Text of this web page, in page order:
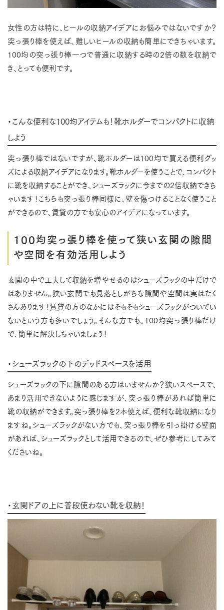
女性の方は特に、ヒールの収納アイデアにお悩みではないですか？
突っ張り棒を使えば、難しいヒールの収納も簡単にできちゃいます。
100均の突っ張り棒一つで普通に収納する時の2倍の数を収納で
き、とっても便利です。
・こんな便利な100均アイテムも！靴ホルダーでコンパクトに収納
しよう
突っ張り棒ではないですが、靴ホルダーは100均で買える便利グッ
ズによる収納アイデアになります。靴ホルダーを使うことで、コンパクト
に靴を収納することができ、シューズラックに今までの2倍収納できち
ゃいます！こちらも突っ張り棒同様に、壁を傷つけることなく使うこと
ができるので、賃貸の方でも安心のアイデアになっています。
100均突っ張り棒を使って狭い玄関の隙間
や空間を有効活用しよう
玄関の中で工夫して収納を増やせるのはシューズラックの中だけで
はありません。狭い玄関でも見落としがちな隙間や空間は実はたく
さんあります！賃貸の方のなかにはそもそもシューズラックがついてい
ないという方も多いでしょう。そんな方でも、100均突っ張り棒だけ
で、簡単に解決しちゃいましょう！
・シューズラックの下のデッドスペースを活用
シューズラックの下に隙間のある方はいませんか？狭いスペースで、
あまり活用できないように感じますが、突っ張り棒があれば簡単に
靴の収納ができます。突っ張り棒を2本使えば、便利な靴収納になり
ますね。シューズラックがない方でも、突っ張り棒を引っ掛ける壁面
があれば、シューズラックとして活用できるので、ぜひ参考にしてみて
くださいね。
・玄関ドアの上に普段使わない靴を収納！